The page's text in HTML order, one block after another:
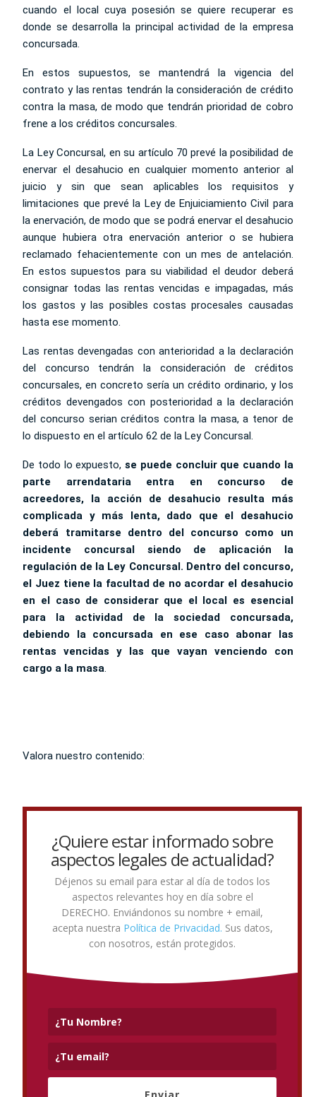
cuando el local cuya posesión se quiere recuperar es
donde se desarrolla la principal actividad de la empresa
concursada.
En estos supuestos, se mantendrá la vigencia del
contrato y las rentas tendrán la consideración de crédito
contra la masa, de modo que tendrán prioridad de cobro
frene a los créditos concursales.
La Ley Concursal, en su artículo 70 prevé la posibilidad de
enervar el desahucio en cualquier momento anterior al
juicio y sin que sean aplicables los requisitos y
limitaciones que prevé la Ley de Enjuiciamiento Civil para
la enervación, de modo que se podrá enervar el desahucio
aunque hubiera otra enervación anterior o se hubiera
reclamado fehacientemente con un mes de antelación.
En estos supuestos para su viabilidad el deudor deberá
consignar todas las rentas vencidas e impagadas, más
los gastos y las posibles costas procesales causadas
hasta ese momento.
Las rentas devengadas con anterioridad a la declaración
del concurso tendrán la consideración de créditos
concursales, en concreto sería un crédito ordinario, y los
créditos devengados con posterioridad a la declaración
del concurso serian créditos contra la masa, a tenor de
lo dispuesto en el artículo 62 de la Ley Concursal.
De todo lo expuesto,se puede concluir que cuando la
parte arrendataria entra en concurso de
acreedores, la acción de desahucio resulta más
complicada y más lenta, dado que el desahucio
deberá tramitarse dentro del concurso como un
incidente concursal siendo de aplicación la
regulación de la Ley Concursal. Dentro del concurso,
el Juez tiene la facultad de no acordar el desahucio
en el caso de considerar que el local es esencial
para la actividad de la sociedad concursada,
debiendo la concursada en ese caso abonar las
rentas vencidas y las que vayan venciendo con
cargo a la masa.
Valora nuestro contenido:
¿Quiere estar informado sobre
aspectos legales de actualidad?
Déjenos su email para estar al día de todos los
aspectos relevantes hoy en día sobre el
DERECHO. Enviándonos su nombre + email,
acepta nuestra Política de Privacidad. Sus datos,
con nosotros, están protegidos.